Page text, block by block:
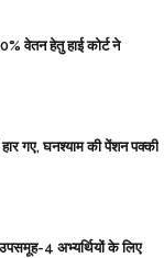
वेतन हेतु हाई कोर्ट ने
हार गए, घनश्याम की पेंशन पक्की
4 अभ्यर्थियों के लिए